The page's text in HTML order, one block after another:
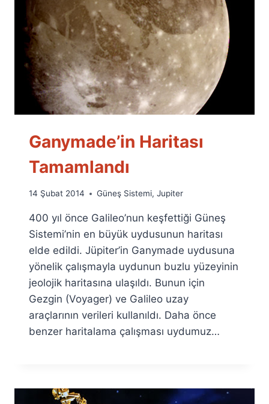
Ganymade’in Haritası
Tamamlandı
By
Fuat
Özyar
14 Şubat 2014 Güneş Sistemi, Jupiter
400 yıl önce Galileo’nun keşfettiği Güneş
Sistemi’nin en büyük uydusunun haritası
elde edildi. Jüpiter’in Ganymade uydusuna
yönelik çalışmayla uydunun buzlu yüzeyinin
jeolojik haritasına ulaşıldı. Bunun için
Gezgin (Voyager) ve Galileo uzay
araçlarının verileri kullanıldı. Daha önce
benzer haritalama çalışması uydumuz…